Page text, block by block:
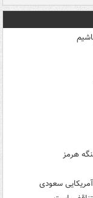
هرمز
سعودی